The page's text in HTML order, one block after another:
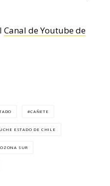
Canal de Youtube de
CAÑETE
ESTADO DE CHILE
SUR